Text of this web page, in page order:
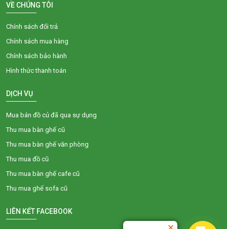
VỀ CHÚNG TÔI
Chính sách đổi trả
Chính sách mua hàng
Chính sách bảo hành
Hình thức thanh toán
DỊCH VỤ
Mua bán đồ củ đã qua sự dụng
Thu mua bàn ghế cũ
Thu mua bàn ghế văn phòng
Thu mua đồ cũ
Thu mua bàn ghế cafe cũ
Thu mua ghế sofa cũ
LIÊN KẾT FACEBOOK